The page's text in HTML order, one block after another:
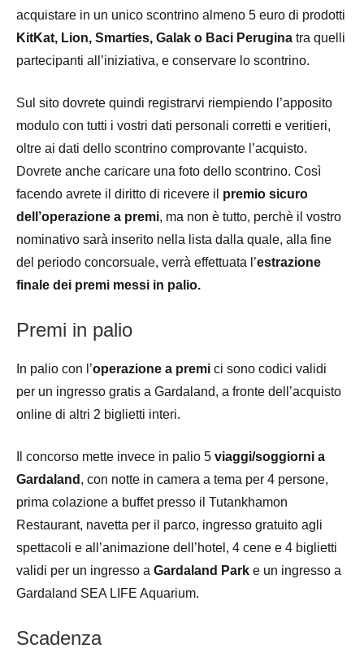
acquistare in un unico scontrino almeno 5 euro di prodotti
KitKat, Lion, Smarties, Galak o Baci Perugina tra quelli
partecipanti all’iniziativa, e conservare lo scontrino.
Sul sito dovrete quindi registrarvi riempiendo l’apposito
modulo con tutti i vostri dati personali corretti e veritieri,
oltre ai dati dello scontrino comprovante l’acquisto.
Dovrete anche caricare una foto dello scontrino. Così
facendo avrete il diritto di ricevere il premio sicuro
dell’operazione a premi, ma non è tutto, perchè il vostro
nominativo sarà inserito nella lista dalla quale, alla fine
del periodo concorsuale, verrà effettuata l’estrazione
finale dei premi messi in palio.
Premi in palio
In palio con l’operazione a premi ci sono codici validi
per un ingresso gratis a Gardaland, a fronte dell’acquisto
online di altri 2 biglietti interi.
Il concorso mette invece in palio 5 viaggi/soggiorni a
Gardaland , con notte in camera a tema per 4 persone,
prima colazione a buffet presso il Tutankhamon
Restaurant, navetta per il parco, ingresso gratuito agli
spettacoli e all’animazione dell’hotel, 4 cene e 4 biglietti
validi per un ingresso a Gardaland Park e un ingresso a
Gardaland SEA LIFE Aquarium.
Scadenza